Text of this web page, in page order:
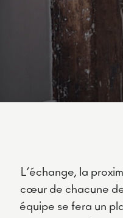
L’échange, la
cœur de chacune
équipe se fera un